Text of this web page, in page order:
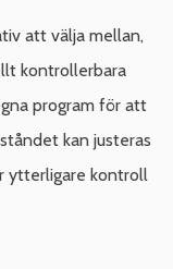
att välja mellan,
kontrollerbara
program för att
kan justeras
ytterligare kontroll